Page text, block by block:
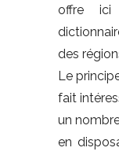
offre ici
des
Le
fait
un
en